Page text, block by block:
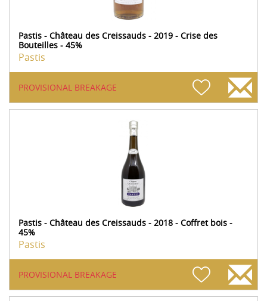
Pastis - Château des Creissauds - 2019 - Crise des
Bouteilles - 45%
Pastis
PROVISIONAL BREAKAGE
Pastis - Château des Creissauds - 2018 - Coffret bois -
45%
Pastis
PROVISIONAL BREAKAGE